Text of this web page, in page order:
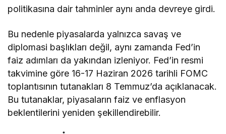
politikasına dair tahminler aynı anda devreye girdi.
Bu nedenle piyasalarda yalnızca savaş ve
diplomasi başlıkları değil, aynı zamanda Fed’in
faiz adımları da yakından izleniyor. Fed’in resmi
takvimine göre 16-17 Haziran 2026 tarihli FOMC
toplantısının tutanakları 8 Temmuz’da açıklanacak.
Bu tutanaklar, piyasaların faiz ve enflasyon
beklentilerini yeniden şekillendirebilir.